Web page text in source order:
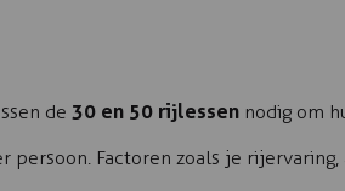
de 30 en 50 rijlessen nodig om
persoon. Factoren zoals je